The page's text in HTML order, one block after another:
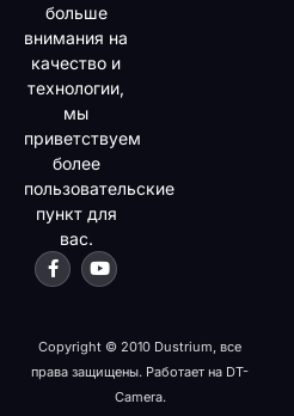
больше
внимания на
качество и
технологии,
мы
приветствуем
более
пользовательские
пункт для
вас.
Copyright © 2010 Dustrium, все
права защищены. Работает на DT-
Camera.